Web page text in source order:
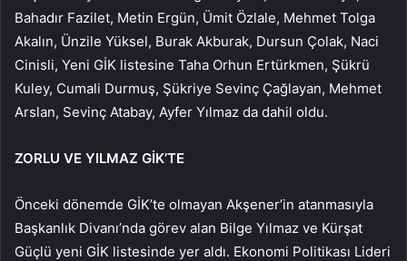
Bahadır Fazilet, Metin Ergün, Ümit Özlale, Mehmet Tolga
Akalın, Ünzile Yüksel, Burak Akburak, Dursun Çolak, Naci
Cinisli, Yeni GİK listesine Taha Orhun Ertürkmen, Şükrü
Kuley, Cumali Durmuş, Şükriye Sevinç Çağlayan, Mehmet
Arslan, Sevinç Atabay, Ayfer Yılmaz da dahil oldu.
ZORLU VE YILMAZ GİK’TE
Önceki dönemde GİK’te olmayan Akşener’in atanmasıyla
Başkanlık Divanı’nda görev alan Bilge Yılmaz ve Kürşat
Güçlü yeni GİK listesinde yer aldı. Ekonomi Politikası Lideri